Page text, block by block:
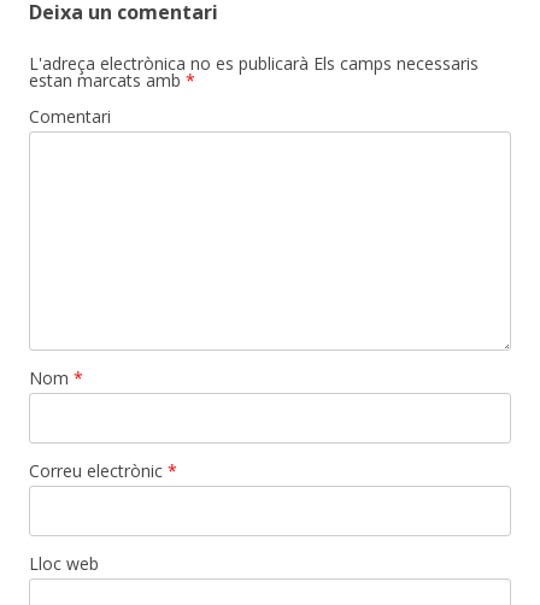
Deixa un comentari
L'adreça electrònica no es publicarà Els camps necessaris
estan marcats amb *
Comentari
Nom *
Correu electrònic *
Lloc web